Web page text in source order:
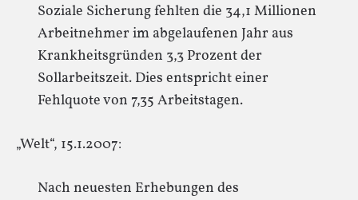
Soziale Sicherung fehlten die 34,1 Millionen
Arbeitnehmer im abgelaufenen Jahr aus
Krankheitsgründen 3,3 Prozent der
Sollarbeitszeit. Dies entspricht einer
Fehlquote von 7,35 Arbeitstagen.
„Welt“, 15.1.2007:
Nach neuesten Erhebungen des